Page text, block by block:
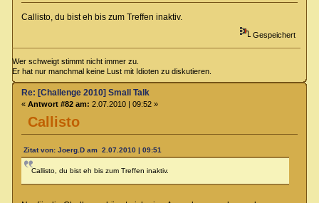
Callisto, du bist eh bis zum Treffen inaktiv.
Gespeichert
Wer schweigt stimmt nicht immer zu.
Er hat nur manchmal keine Lust mit Idioten zu diskutieren.
Callisto
Re: [Challenge 2010] Small Talk
« Antwort #82 am: 2.07.2010 | 09:52 »
Zitat von: Joerg.D am 2.07.2010 | 09:51
Callisto, du bist eh bis zum Treffen inaktiv.